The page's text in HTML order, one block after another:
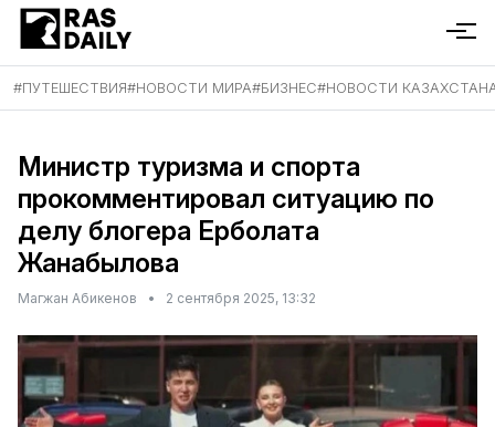
#ПУТЕШЕСТВИЯ#НОВОСТИ МИРА#БИЗНЕС#НОВОСТИ
Министр туризма и спорта
прокомментировал ситуацию по
делу блогера Ерболата
Жанабылова
Магжан Абикенов • 2 сентября 2025, 13:32